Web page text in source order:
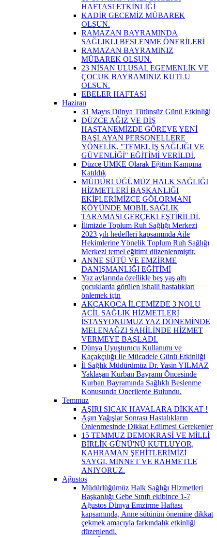
HAFTASI ETKİNLİĞİ
KADİR GECEMİZ MÜBAREK
OLSUN.
RAMAZAN BAYRAMINDA
SAĞLIKLI BESLENME ÖNERİLERİ
RAMAZAN BAYRAMINIZ
MÜBAREK OLSUN.
23 NİSAN ULUSAL EGEMENLİK VE
ÇOCUK BAYRAMINIZ KUTLU
OLSUN.
EBELER HAFTASI
Haziran
31 Mayıs Dünya Tütünsüz Günü Etkinliği
DÜZCE AĞIZ VE DİŞ
HASTANEMİZDE GÖREVE YENİ
BAŞLAYAN PERSONELLERE
YÖNELİK, "TEMEL İŞ SAĞLIĞI VE
GÜVENLİĞİ" EĞİTİMİ VERİLDİ.
Düzce UMKE Olarak Eğitim Kampına
Katıldık
MÜDÜRLÜĞÜMÜZ HALK SAĞLIĞI
HİZMETLERİ BAŞKANLIĞI
EKİPLERİMİZCE GÖLORMANI
KÖYÜNDE MOBİL SAĞLIK
TARAMASI GERÇEKLEŞTİRİLDİ.
İlimizde Toplum Ruh Sağlığı Merkezi
2023 yılı hedefleri kapsamında Aile
Hekimlerine Yönelik Toplum Ruh Sağlığı
Merkezi temel eğitimi düzenlenmiştir.
ANNE SÜTÜ VE EMZİRME
DANIŞMANLIĞI EĞİTİMİ
Yaz aylarında özellikle beş yaş altı
çocuklarda görülen ishalli hastalıkları
önlemek için
AKÇAKOCA İLÇEMİZDE 3 NOLU
ACİL SAĞLIK HİZMETLERİ
İSTASYONUMUZ YAZ DÖNEMİNDE
MELENAĞZI SAHİLİNDE HİZMET
VERMEYE BAŞLADI.
Dünya Uyuşturucu Kullanımı ve
Kaçakçılığı İle Mücadele Günü Etkinliği
İl Sağlık Müdürümüz Dr. Yasin YILMAZ
Yaklaşan Kurban Bayramı Öncesinde
Kurban Bayramında Sağlıklı Beslenme
Konusunda Önerilerde Bulundu.
Temmuz
AŞIRI SICAK HAVALARA DİKKAT !
Aşırı Yağışlar Sonrası Hastalıkların
Önlenmesinde Dikkat Edilmesi Gerekenler
15 TEMMUZ DEMOKRASİ VE MİLLİ
BİRLİK GÜNÜ'NÜ KUTLUYOR,
KAHRAMAN ŞEHİTLERİMİZİ
SAYGI, MİNNET VE RAHMETLE
ANIYORUZ.
Ağustos
Müdürlüğümüz Halk Sağlığı Hizmetleri
Başkanlığı Gebe Sınıfı ekibince 1-7
Ağustos Dünya Emzirme Haftası
kapsamında, Anne sütünün önemine dikkat
çekmek amacıyla farkındalık etkinliği
düzenlendi.